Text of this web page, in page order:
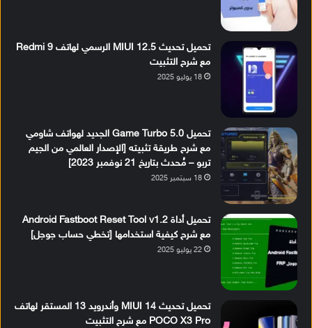
تحميل تحديث MIUI 12.5 الرسمي لهاتف Redmi 9
مع شرح التثبيت
18 يوليو 2025
تحميل Game Turbo 5.0 الجديد لهواتف شاومي
مع شرح طريقة تثبيته [الإصدار العالمي من الجيم
تربو – مُحدث بتاريخ 21 نوفمبر 2023]
18 سبتمبر 2025
تحميل أداة Android Fastboot Reset Tool v1.2
مع شرح كيفية استخدامها [تخطي حساب جوجل]
22 يوليو 2025
تحميل تحديث MIUI 14 وأندرويد 13 المستقر لهاتف
POCO X3 Pro مع شرح التثبيت